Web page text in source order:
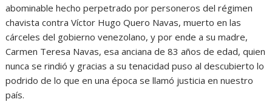
abominable hecho perpetrado por personeros del régimen
chavista contra Víctor Hugo Quero Navas, muerto en las
cárceles del gobierno venezolano, y por ende a su madre,
Carmen Teresa Navas, esa anciana de 83 años de edad, quien
nunca se rindió y gracias a su tenacidad puso al descubierto lo
podrido de lo que en una época se llamó justicia en nuestro
país.